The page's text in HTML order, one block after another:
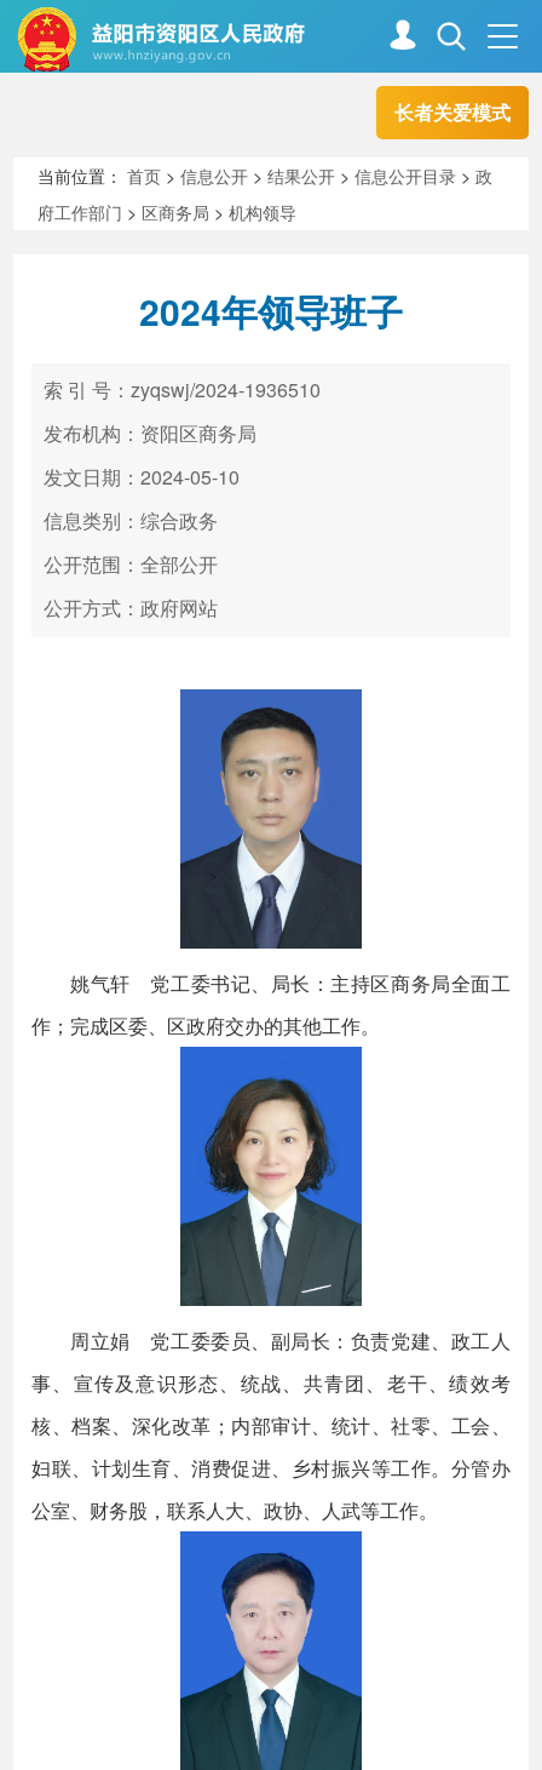
长者关爱模式
走进资阳
解读回应
政务服务
高效办成一件事
当前位置：首页 >信息公开 >结果公开 >信息公开目录 >政
府工作部门 > 区商务局 >机构领导
2024年领导班子
索 引 号：zyqswj/2024-1936510
发布机构：资阳区商务局
发文日期：2024-05-10
信息类别：综合政务
公开范围：全部公开
公开方式：政府网站
姚气轩 党工委书记、局长：主持区商务局全面工
作；完成区委、区政府交办的其他工作。
周立娟 党工委委员、副局长：负责党建、政工人
事、宣传及意识形态、统战、共青团、老干、绩效考
核、档案、深化改革；内部审计、统计、社零、工会、
妇联、计划生育、消费促进、乡村振兴等工作。分管办
公室、财务股，联系人大、政协、人武等工作。